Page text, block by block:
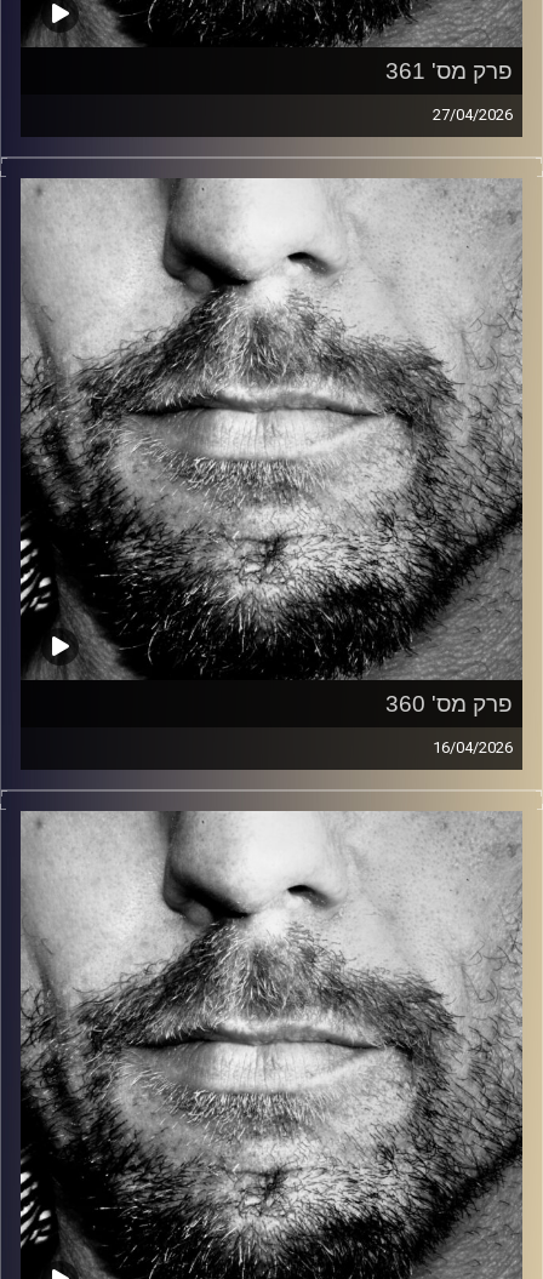
פרק מס' 361
27/04/2026
זיפים, מוזיקה מחוספסת של הופעות חיות. הרבה ג'אם, רוק,
בלוז, bluegrass, ג'אז, Fאנק, פרוגרסיב ואפילו אלקטרוניקה.
כל מה שחי, אמיתי ונושם.
עם שמוליק רגב.
קרדיט תמונות: David Goehring
פרק מס' 360
16/04/2026
זיפים, מוזיקה מחוספסת של הופעות חיות. הרבה ג'אם, רוק,
בלוז, bluegrass, ג'אז, Fאנק, פרוגרסיב ואפילו אלקטרוניקה.
כל מה שחי, אמיתי ונושם.
עם שמוליק רגב.
קרדיט תמונות: David Goehring